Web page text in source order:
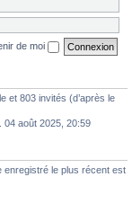
de moi
et 803 invités (d’après le
04 août 2025, 20:59
enregistré le plus récent est